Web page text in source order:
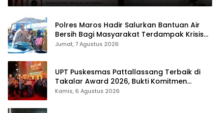
Polres Maros Hadir Salurkan Bantuan Air
Bersih Bagi Masyarakat Terdampak Krisis
Air Bersih Di Maros
Jumat, 7 Agustus 2026
UPT Puskesmas Pattallassang Terbaik di
Takalar Award 2026, Bukti Komitmen
Hadirkan Pelayanan Kesehatan Berkualitas
Kamis, 6 Agustus 2026